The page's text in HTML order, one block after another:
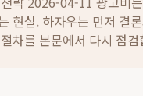
현실. 하자우는 먼저 결
차를 본문에서 다시 점